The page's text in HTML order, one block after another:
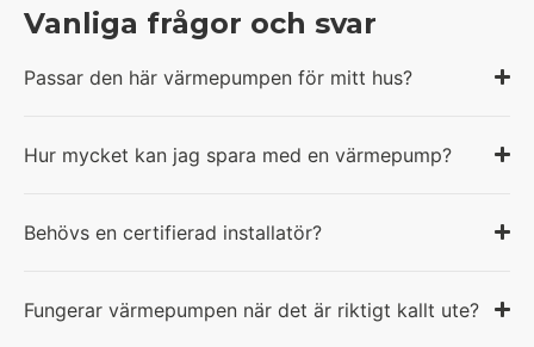
Vanliga frågor och svar
Passar den här värmepumpen för mitt hus?
Hur mycket kan jag spara med en värmepump?
Behövs en certifierad installatör?
Fungerar värmepumpen när det är riktigt kallt ute?